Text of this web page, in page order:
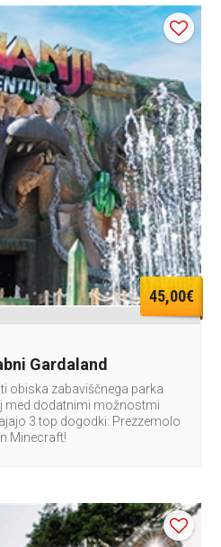
45,00€
Gardaland
obiska zabaviščnega parka
med dodatnimi možnostmi
3 top dogodki: Prezzemolo
Minecraft!